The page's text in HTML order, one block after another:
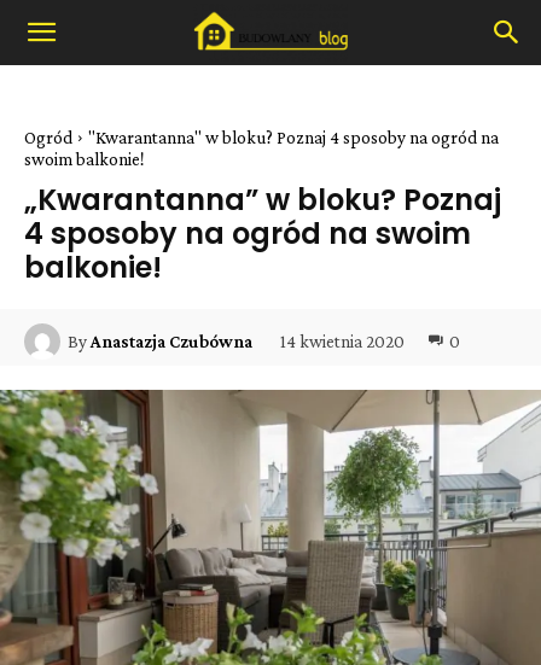
Ogród
"Kwarantanna" w bloku? Poznaj 4 sposoby na ogród na
swoim balkonie!
„Kwarantanna” w bloku? Poznaj
4 sposoby na ogród na swoim
balkonie!
ByAnastazja Czubówna 14 kwietnia 2020 0